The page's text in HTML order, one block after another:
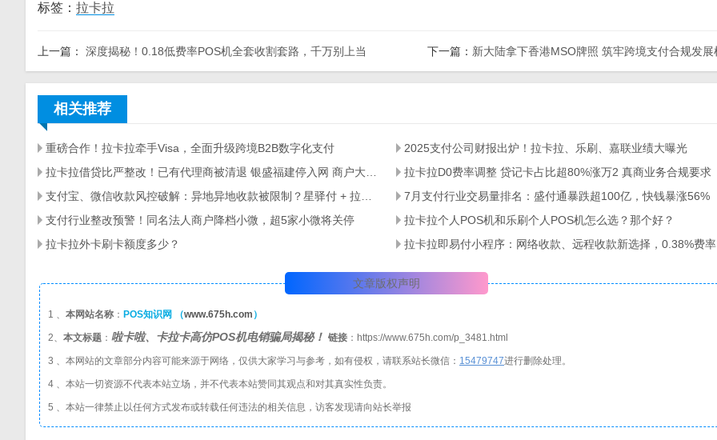
标签： 拉卡拉
上一篇： 深度揭秘！0.18低费率POS机全套收割套路，千万别上当 下一篇： 新大陆拿下香港MSO牌照 筑牢跨境支付合规发展
相关推荐
重磅合作！拉卡拉牵手Visa，全面升级跨境B2B数字化支付
2025支付公司财报出炉！拉卡拉、乐刷、嘉联业绩大曝光
拉卡拉D0费率调整 贷记卡占比超80%涨万2 真商业务合规要求
7月支付行业交易量排名：盛付通暴跌超100亿，快钱暴涨56%
支付行业整改预警！同名法人商户降档小微，超5家小微将关停
拉卡拉个人POS机和乐刷个人POS机怎么选？那个好？
拉卡拉外卡刷卡额度多少？
文章版权声明
1 、 本网站名称 ： POS知识网 （www.675h.com ）
2、 本文标题 ： 啦卡啦、卡拉卡高仿POS机电销骗局揭秘！ 链接 ：https://www.675h.com/p_3481.html
3 、本网站的文章部分内容可能来源于网络，仅供大家学习与参考，如有侵权，请联系站长微信： 15479747进行删除处理。
4 、本站一切资源不代表本站立场，并不代表本站赞同其观点和对其真实性负责。
5 、本站一律禁止以任何方式发布或转载任何违法的相关信息，访客发现请向站长举报